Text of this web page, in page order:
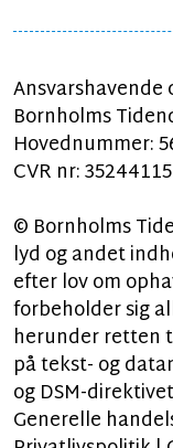
Ansvarshavende
Bornholms
Hovednummer:
CVR nr: 35244115
© Bornholms
lyd og andet
efter lov om
forbeholder sig
herunder retten
på tekst- og
og DSM-
Generelle